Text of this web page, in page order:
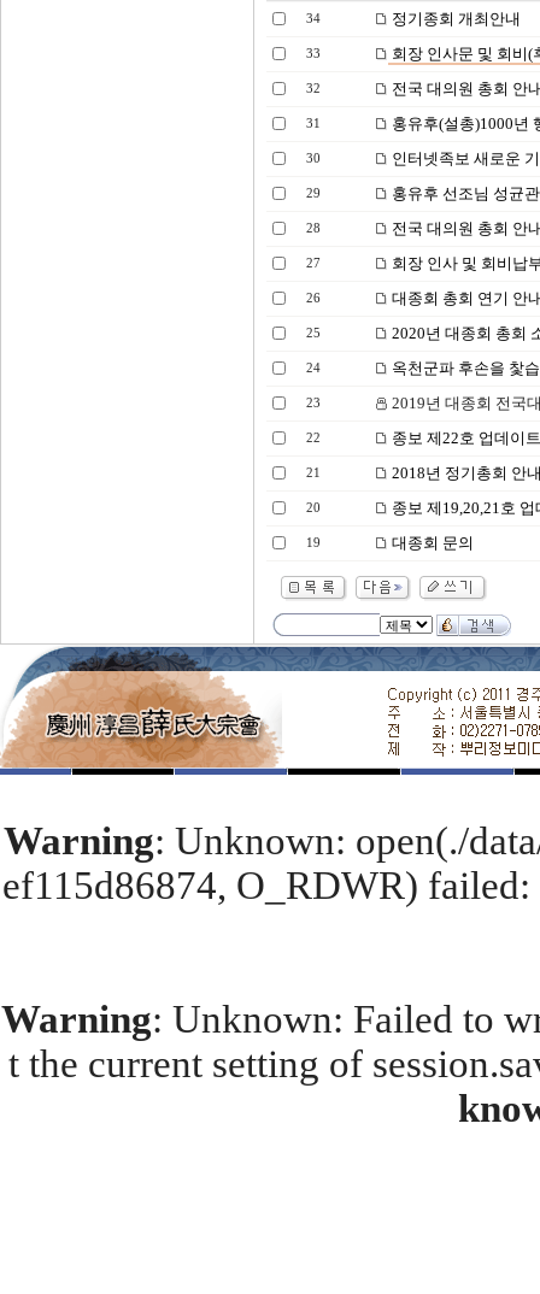
34 정기종회 개최안내
33 회장 인사문 및 회비(
32 전국 대의원 총회 안
31 홍유후(설총)1000년
30 인터넷족보 새로운
29 홍유후 선조님 성균
28 전국 대의원 총회 안
27 회장 인사 및 회비납
26 대종회 총회 연기 안
25 2020년 대종회 총회
24 옥천군파 후손을 찿
23 2019년 대종회 전국
22 종보 제22호 업데이트
21 2018년 정기총회 안
20 종보 제19,20,21호 업
19 대종회 문의
Warning: Unknown: open(./
ef115d86874, O_RDWR)
Warning: Unknown: Failed to
t the current setting of